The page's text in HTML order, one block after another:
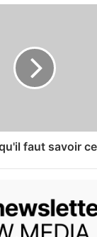
faut savoir